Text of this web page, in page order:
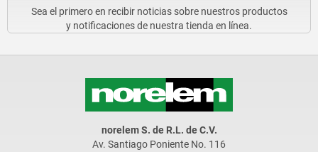
Sea el primero en recibir noticias sobre nuestros productos
y notificaciones de nuestra tienda en línea.
norelem S. de R.L. de C.V.
Av. Santiago Poniente No. 116